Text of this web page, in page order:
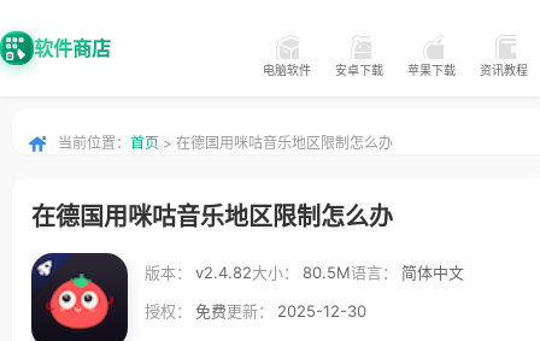
软件商店
电脑软件 安卓下载 苹果下载 资讯教程
当前位置： 首页 > 在德国用咪咕音乐地区限制怎么办
在德国用咪咕音乐地区限制怎么办
版本： v2.4.82大小： 80.5M语言：
简体中文
授权：
免费更新： 2025-12-30